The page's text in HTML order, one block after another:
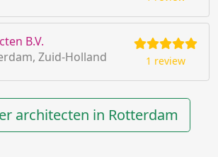
B.V.
Zuid-Holland
1 review
architecten in Rotterdam